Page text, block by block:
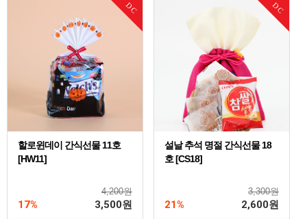
DC
할로윈데이 간식선물 11호
[HW11]
4,200원
17% 3,500원
DC
설날 추석 명절 간식선물 18
호 [CS18]
3,300원
21% 2,600원